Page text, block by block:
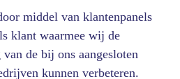
middel van klantenpanels
klant waarmee wij de
de bij ons aangesloten
kunnen verbeteren.